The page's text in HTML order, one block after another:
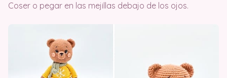
Coser o pegar en las mejillas debajo de los ojos.